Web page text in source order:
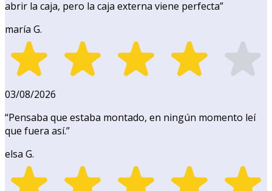
abrir la caja, pero la caja externa viene perfecta”
maría G.
03/08/2026
“Pensaba que estaba montado, en ningún momento leí
que fuera así.”
elsa G.